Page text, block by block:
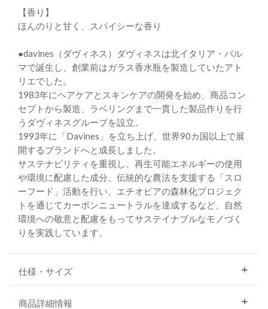
【香り】
ほんのりと甘く、スパイシーな香り
●davines（ダヴィネス）ダヴィネスは北イタリア・パル
マで誕生し、創業前はガラス香水瓶を製造していたアト
リエでした。
1983年にヘアケアとスキンケアの開発を始め、商品コン
セプトから製造、ラベリングまで一貫した製品作りを行
うダヴィネスグループを設立。
1993年に「Davines」を立ち上げ、世界90カ国以上で展
開するブランドへと成長しました。
サステナビリティを重視し、再生可能エネルギーの使用
や環境に配慮した成分、伝統的な農法を支援する「スロ
ーフード」活動を行い、エチオピアの森林化プロジェク
トを通じてカーボンニュートラルを達成するなど、自然
環境への敬意と配慮をもってサステイナブルなモノづく
りを実践しています。
仕様・サイズ
商品詳細情報